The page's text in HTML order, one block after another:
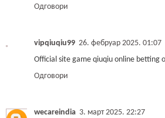
Одговори
vipqiuqiu99 26. фебруар 2025. 01:07
Official site game qiuqiu online betting
Одговори
wecareindia 3. март 2025. 22:27